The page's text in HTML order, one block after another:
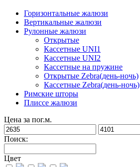
Горизонтальные жалюзи
Вертикальные жалюзи
Рулонные жалюзи
Открытые
Кассетные UNI1
Кассетные UNI2
Кассетные на пружине
Открытые Zebra(день-ночь)
Кассетные Zebra(день-ночь)
Римские шторы
Плиссе жалюзи
Цена за пог.м.
Поиск:
Цвет